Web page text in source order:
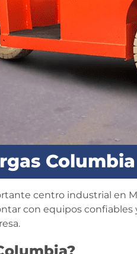
centro industrial en
con equipos confiables